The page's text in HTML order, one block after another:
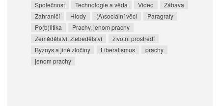
Společnost
Technologie a věda Video
Zábava
Zahraničí
Hlody (A)sociální věci
Paragrafy
Po(b)litika
Prachy, jenom prachy
Zemědělství, ztebedělství
životní prostředí
Byznys a jiné zločiny
Liberalismus
prachy
jenom prachy